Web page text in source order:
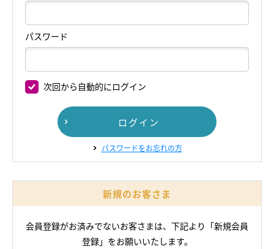
パスワード
次回から自動的にログイン
ログイン
パスワードをお忘れの方
新規のお客さま
会員登録がお済みでないお客さまは、 下記より「新規会員
登録」をお願いいたします。